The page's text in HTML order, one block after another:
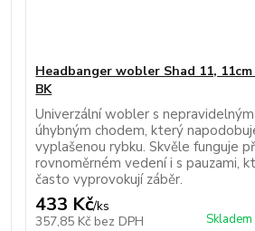
Headbanger wobler Shad 11, 11cm
BK
Univerzální wobler s nepravidelným
úhybným chodem, který
vyplašenou rybku. Skvěle funguje
rovnoměrném vedení i s pauzami,
často vyprovokují záběr.
433 Kč/ks
357,85 Kč bez DPH Skladem